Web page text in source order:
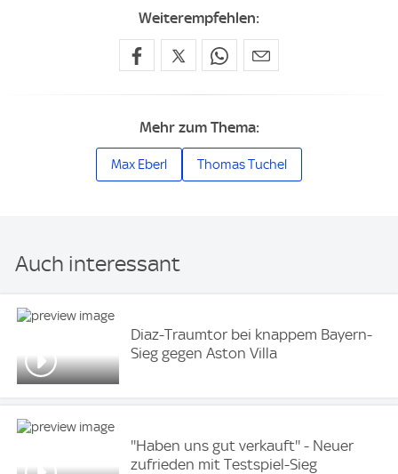
Weiterempfehlen:
Mehr zum Thema:
Max Eberl Thomas Tuchel
Auch interessant
Diaz-Traumtor bei knappem Bayern-
Sieg gegen Aston Villa
''Haben uns gut verkauft'' - Neuer
zufrieden mit Testspiel-Sieg